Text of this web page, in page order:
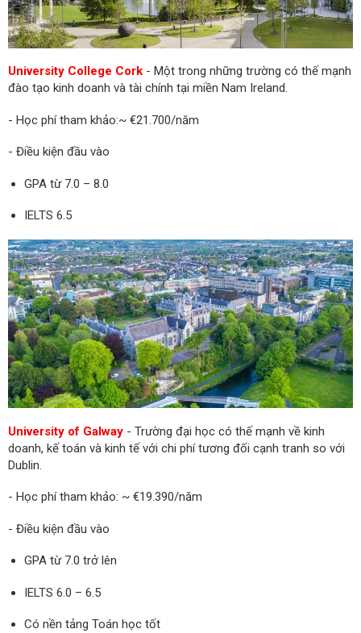
University College Cork - Một trong những trường có thế mạnh
đào tạo kinh doanh và tài chính tại miền Nam Ireland.
- Học phí tham khảo:~ €21.700/năm
- Điều kiện đầu vào
GPA từ 7.0 – 8.0
IELTS 6.5
University of Galway - Trường đại học có thế mạnh về kinh
doanh, kế toán và kinh tế với chi phí tương đối cạnh tranh so với
Dublin.
- Học phí tham khảo: ~ €19.390/năm
- Điều kiện đầu vào
GPA từ 7.0 trở lên
IELTS 6.0 – 6.5
Có nền tảng Toán học tốt